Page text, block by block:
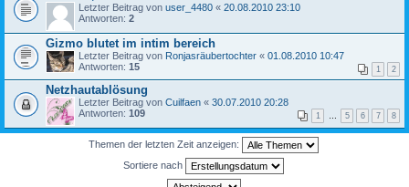
Letzter Beitrag von user_4480 « 20.08.2010 23:10
Antworten: 2
Gizmo blutet im intim bereich
Letzter Beitrag von Ronjasräubertochter « 01.08.2010 10:47
Antworten: 15 1 2
Netzhautablösung
Letzter Beitrag von Cuilfaen « 30.07.2010 20:28
Antworten: 109 1 … 5 6 7 8
Themen der letzten Zeit anzeigen:
Sortiere nach